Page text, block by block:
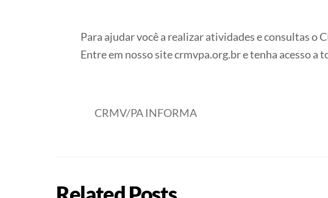
Para ajudar você a realizar atividades e consultas o
Entre em nosso site crmvpa.org.br e tenha acesso a
CRMV/PA INFORMA